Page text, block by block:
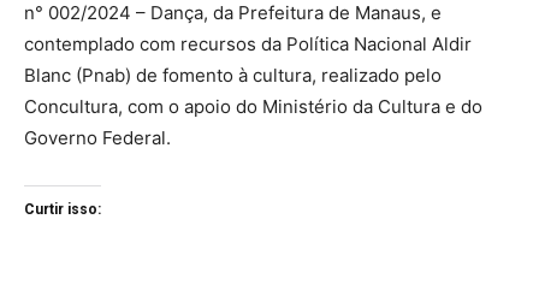
n° 002/2024 – Dança, da Prefeitura de Manaus, e
contemplado com recursos da Política Nacional Aldir
Blanc (Pnab) de fomento à cultura, realizado pelo
Concultura, com o apoio do Ministério da Cultura e do
Governo Federal.
Curtir isso: